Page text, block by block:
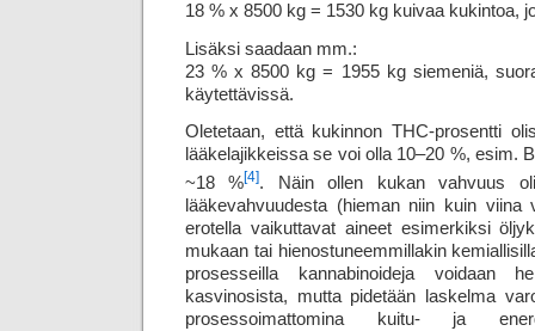
18 % x 8500 kg = 1530 kg kuivaa kukintoa,
Lisäksi saadaan mm.:
23 % x 8500 kg = 1955 kg siemeniä,
käytettävissä.
Oletetaan, että kukinnon THC-prosentti
lääkelajikkeissa se voi olla 10–20 %, esim.
~18 %[4]. Näin ollen kukan vahvuus
lääkevahvuudesta (hieman niin kuin
erotella vaikuttavat aineet esimerkiksi
mukaan tai hienostuneemmillakin
prosesseilla kannabinoideja voidaan
kasvinosista, mutta pidetään laskelma
prosessoimattomina kuitu- ja